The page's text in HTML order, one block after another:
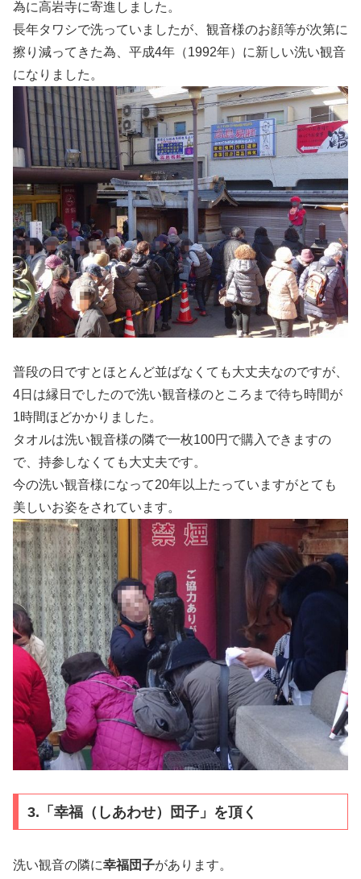
為に高岩寺に寄進しました。
長年タワシで洗っていましたが、観音様のお顔等が次第に
擦り減ってきた為、平成4年（1992年）に新しい洗い観音
になりました。
普段の日ですとほとんど並ばなくても大丈夫なのですが、
4日は縁日でしたので洗い観音様のところまで待ち時間が
1時間ほどかかりました。
タオルは洗い観音様の隣で一枚100円で購入できますの
で、持参しなくても大丈夫です。
今の洗い観音様になって20年以上たっていますがとても
美しいお姿をされています。
3.「幸福（しあわせ）団子」を頂く
洗い観音の隣に幸福団子があります。